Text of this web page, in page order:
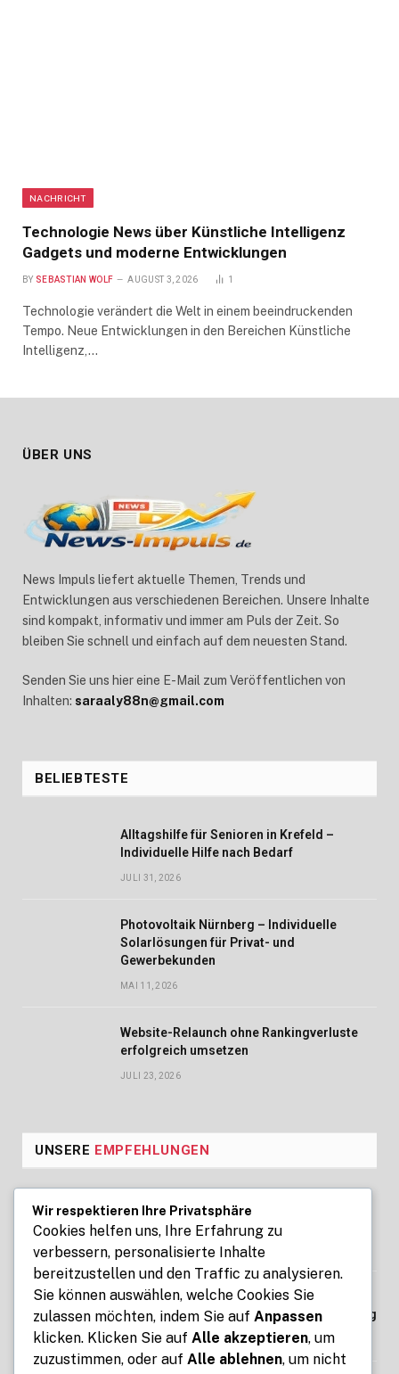
NACHRICHT
Technologie News über Künstliche Intelligenz
Gadgets und moderne Entwicklungen
BY SEBASTIAN WOLF AUGUST 3, 2026 1
Technologie verändert die Welt in einem beeindruckenden
Tempo. Neue Entwicklungen in den Bereichen Künstliche
Intelligenz,…
ÜBER UNS
News Impuls liefert aktuelle Themen, Trends und
Entwicklungen aus verschiedenen Bereichen. Unsere Inhalte
sind kompakt, informativ und immer am Puls der Zeit. So
bleiben Sie schnell und einfach auf dem neuesten Stand.
Senden Sie uns hier eine E-Mail zum Veröffentlichen von
Inhalten: saraaly88n@gmail.com
BELIEBTESTE
Alltagshilfe für Senioren in Krefeld –
Individuelle Hilfe nach Bedarf
JULI 31, 2026
Photovoltaik Nürnberg – Individuelle
Solarlösungen für Privat- und
Gewerbekunden
MAI 11, 2026
Website-Relaunch ohne Rankingverluste
erfolgreich umsetzen
JULI 23, 2026
UNSERE EMPFEHLUNGEN
Seoul Business Trip Massage for
Professional Relaxation Services
AUGUST 7, 2026
Kennzeichen express: Digitale Kfz-
Zulassung ohne Termin und Behördengang
AUGUST 7, 2026
Wir respektieren Ihre Privatsphäre
Cookies helfen uns, Ihre Erfahrung zu
verbessern, personalisierte Inhalte
bereitzustellen und den Traffic zu analysieren.
Sie können auswählen, welche Cookies Sie
zulassen möchten, indem Sie auf Anpassen
klicken. Klicken Sie auf Alle akzeptieren, um
zuzustimmen, oder auf Alle ablehnen, um nicht